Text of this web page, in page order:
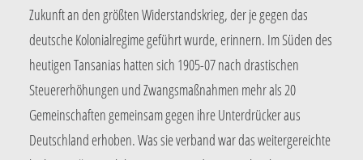
Zukunft an den größten Widerstandskrieg, der je gegen das
deutsche Kolonialregime geführt wurde, erinnern. Im Süden des
heutigen Tansanias hatten sich 1905-07 nach drastischen
Steuererhöhungen und Zwangsmaßnahmen mehr als 20
Gemeinschaften gemeinsam gegen ihre Unterdrücker aus
Deutschland erhoben. Was sie verband war das weitergereichte